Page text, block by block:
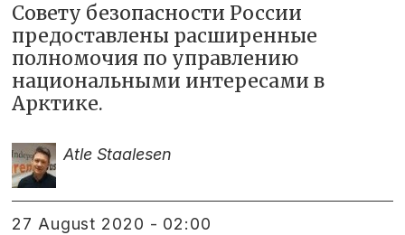
Совету безопасности России
предоставлены расширенные
полномочия по управлению
национальными интересами в
Арктике.
Atle Staalesen
27 August 2020 - 02:00